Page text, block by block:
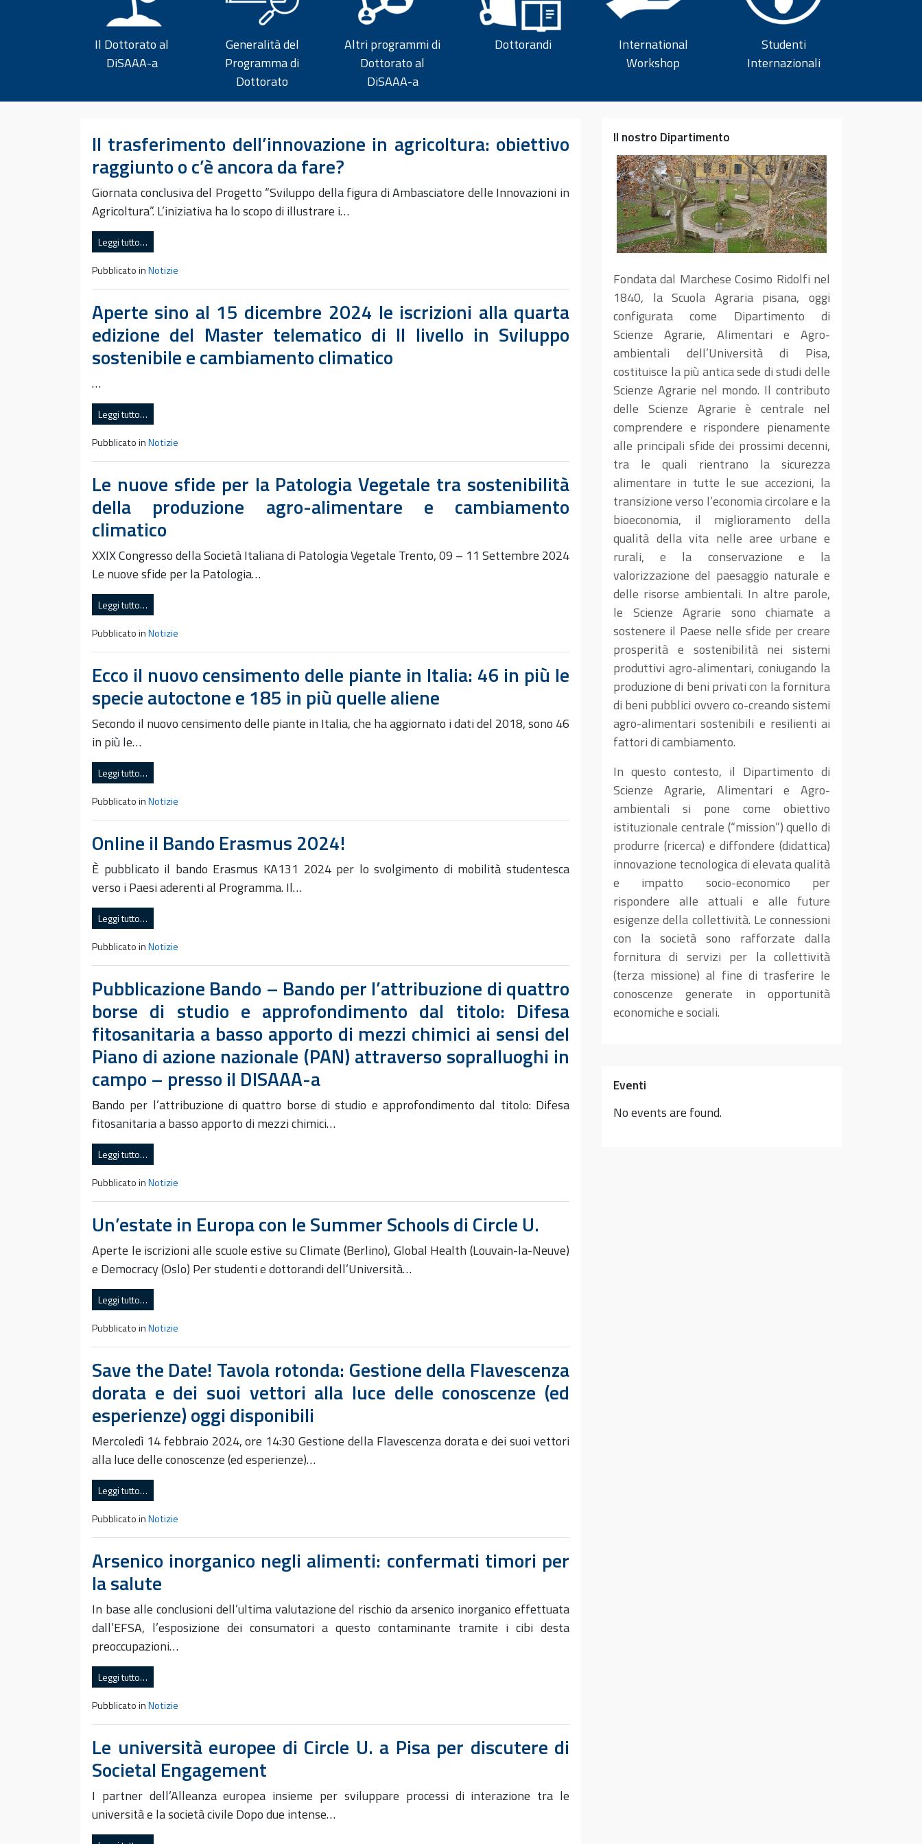
Il Dottorato al
DiSAAA-a
Generalità del
Programma di
Dottorato
Altri programmi di
Dottorato al
DiSAAA-a
Dottorandi
International
Workshop
Studenti
Internazionali
Il trasferimento dell’innovazione in agricoltura: obiettivo
raggiunto o c’è ancora da fare?
Giornata conclusiva del Progetto “Sviluppo della figura di Ambasciatore delle Innovazioni in
Agricoltura”. L’iniziativa ha lo scopo di illustrare i…
Leggi tutto…
Pubblicato inNotizie
Aperte sino al 15 dicembre 2024 le iscrizioni alla quarta
edizione del Master telematico di II livello in Sviluppo
sostenibile e cambiamento climatico
…
Leggi tutto…
Pubblicato inNotizie
Le nuove sfide per la Patologia Vegetale tra sostenibilità
della produzione agro-alimentare e cambiamento
climatico
XXIX Congresso della Società Italiana di Patologia Vegetale Trento, 09 – 11 Settembre 2024
Le nuove sfide per la Patologia…
Leggi tutto…
Pubblicato inNotizie
Ecco il nuovo censimento delle piante in Italia: 46 in più le
specie autoctone e 185 in più quelle aliene
Secondo il nuovo censimento delle piante in Italia, che ha aggiornato i dati del 2018, sono 46
in più le…
Leggi tutto…
Pubblicato inNotizie
Online il Bando Erasmus 2024!
È pubblicato il bando Erasmus KA131 2024 per lo svolgimento di mobilità studentesca
verso i Paesi aderenti al Programma. Il…
Leggi tutto…
Pubblicato inNotizie
Pubblicazione Bando – Bando per l’attribuzione di quattro
borse di studio e approfondimento dal titolo: Difesa
fitosanitaria a basso apporto di mezzi chimici ai sensi del
Piano di azione nazionale (PAN) attraverso sopralluoghi in
campo – presso il DISAAA-a
Bando per l’attribuzione di quattro borse di studio e approfondimento dal titolo: Difesa
fitosanitaria a basso apporto di mezzi chimici…
Leggi tutto…
Pubblicato inNotizie
Un’estate in Europa con le Summer Schools di Circle U.
Aperte le iscrizioni alle scuole estive su Climate (Berlino), Global Health (Louvain-la-Neuve)
e Democracy (Oslo) Per studenti e dottorandi dell’Università…
Leggi tutto…
Pubblicato inNotizie
Save the Date! Tavola rotonda: Gestione della Flavescenza
dorata e dei suoi vettori alla luce delle conoscenze (ed
esperienze) oggi disponibili
Mercoledì 14 febbraio 2024, ore 14:30 Gestione della Flavescenza dorata e dei suoi vettori
alla luce delle conoscenze (ed esperienze)…
Leggi tutto…
Pubblicato inNotizie
Arsenico inorganico negli alimenti: confermati timori per
la salute
In base alle conclusioni dell’ultima valutazione del rischio da arsenico inorganico effettuata
dall’EFSA, l’esposizione dei consumatori a questo contaminante tramite i cibi desta
preoccupazioni…
Leggi tutto…
Pubblicato inNotizie
Le università europee di Circle U. a Pisa per discutere di
Societal Engagement
I partner dell’Alleanza europea insieme per sviluppare processi di interazione tra le
università e la società civile Dopo due intense…
Il nostro Dipartimento
Fondata dal Marchese Cosimo Ridolfi nel
1840, la Scuola Agraria pisana, oggi
configurata come Dipartimento di
Scienze Agrarie, Alimentari e Agro-
ambientali dell’Università di Pisa,
costituisce la più antica sede di studi delle
Scienze Agrarie nel mondo. Il contributo
delle Scienze Agrarie è centrale nel
comprendere e rispondere pienamente
alle principali sfide dei prossimi decenni,
tra le quali rientrano la sicurezza
alimentare in tutte le sue accezioni, la
transizione verso l’economia circolare e la
bioeconomia, il miglioramento della
qualità della vita nelle aree urbane e
rurali, e la conservazione e la
valorizzazione del paesaggio naturale e
delle risorse ambientali. In altre parole,
le Scienze Agrarie sono chiamate a
sostenere il Paese nelle sfide per creare
prosperità e sostenibilità nei sistemi
produttivi agro-alimentari, coniugando la
produzione di beni privati con la fornitura
di beni pubblici ovvero co-creando sistemi
agro-alimentari sostenibili e resilienti ai
fattori di cambiamento.
In questo contesto, il Dipartimento di
Scienze Agrarie, Alimentari e Agro-
ambientali si pone come obiettivo
istituzionale centrale (“mission”) quello di
produrre (ricerca) e diffondere (didattica)
innovazione tecnologica di elevata qualità
e impatto socio-economico per
rispondere alle attuali e alle future
esigenze della collettività. Le connessioni
con la società sono rafforzate dalla
fornitura di servizi per la collettività
(terza missione) al fine di trasferire le
conoscenze generate in opportunità
economiche e sociali.
Eventi
No events are found.